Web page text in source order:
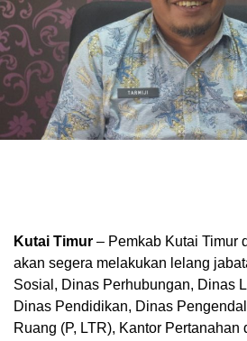
Kutai Timur – Pemkab Kutai Timur
akan segera melakukan lelang
Sosial, Dinas Perhubungan, Dinas
Dinas Pendidikan, Dinas
Ruang (P, LTR), Kantor Pertanahan